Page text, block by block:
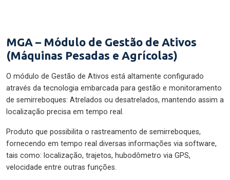
MGA – Módulo de Gestão de Ativos
(Máquinas Pesadas e Agrícolas)
O módulo de Gestão de Ativos está altamente configurado
através da tecnologia embarcada para gestão e monitoramento
de semirreboques: Atrelados ou desatrelados, mantendo assim a
localização precisa em tempo real.
Produto que possibilita o rastreamento de semirreboques,
fornecendo em tempo real diversas informações via software,
tais como: localização, trajetos, hubodômetro via GPS,
velocidade entre outras funções.